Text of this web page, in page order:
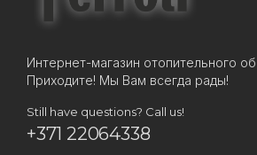
Интернет-магазин отопительного
Приходите! Мы Вам всегда рады!
Still have questions? Call us!
+371 22064338